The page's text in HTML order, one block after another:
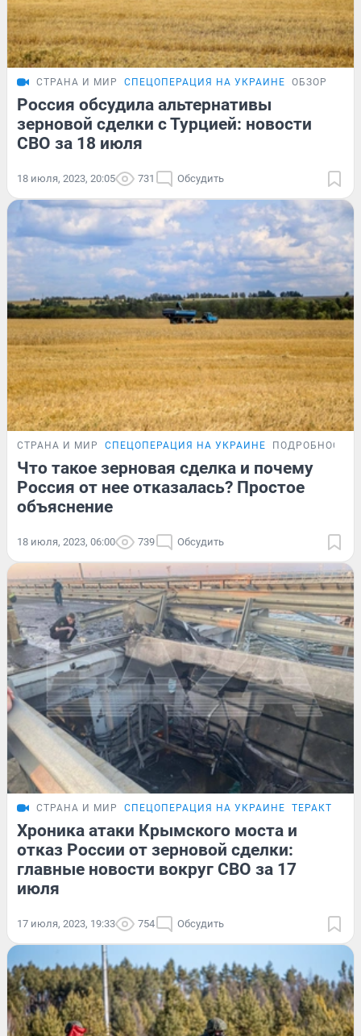
СТРАНА И МИР СПЕЦОПЕРАЦИЯ НА УКРАИНЕ ОБЗОР
Россия обсудила альтернативы
зерновой сделки с Турцией: новости
СВО за 18 июля
18 июля, 2023, 20:05 731 Обсудить
СТРАНА И МИР СПЕЦОПЕРАЦИЯ НА УКРАИНЕ ПОДРОБНОСТИ
Что такое зерновая сделка и почему
Россия от нее отказалась? Простое
объяснение
18 июля, 2023, 06:00 739 Обсудить
СТРАНА И МИР СПЕЦОПЕРАЦИЯ НА УКРАИНЕ ТЕРАКТ НА
Хроника атаки Крымского моста и
отказ России от зерновой сделки:
главные новости вокруг СВО за 17
июля
17 июля, 2023, 19:33 754 Обсудить